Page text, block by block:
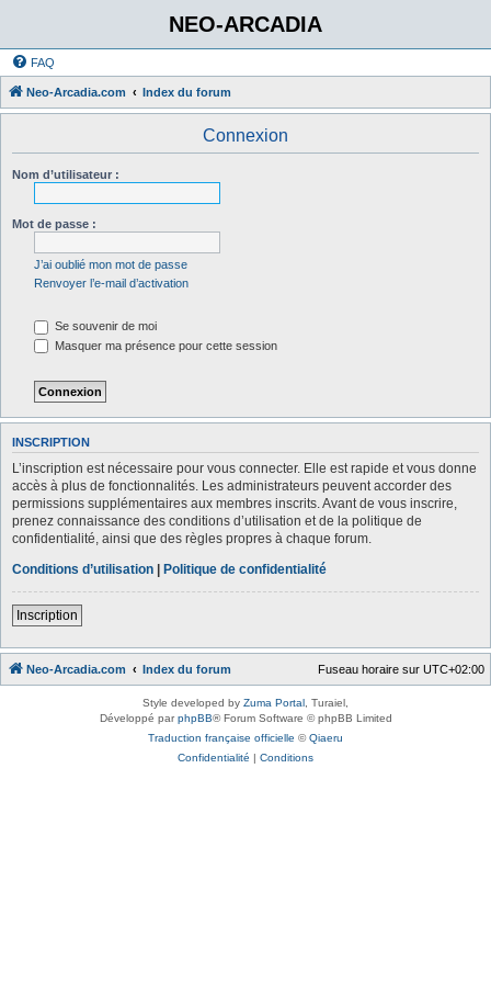
NEO-ARCADIA
FAQ
Neo-Arcadia.com Index du forum
Connexion
Nom d’utilisateur :
Mot de passe :
J’ai oublié mon mot de passe
Renvoyer l’e-mail d’activation
Se souvenir de moi
Masquer ma présence pour cette session
INSCRIPTION
L’inscription est nécessaire pour vous connecter. Elle est rapide et vous donne
accès à plus de fonctionnalités. Les administrateurs peuvent accorder des
permissions supplémentaires aux membres inscrits. Avant de vous inscrire,
prenez connaissance des conditions d’utilisation et de la politique de
confidentialité, ainsi que des règles propres à chaque forum.
Conditions d’utilisation | Politique de confidentialité
Inscription
Neo-Arcadia.com Index du forum Fuseau horaire sur UTC+02:00
Style developed by Zuma Portal , Turaiel,
Développé parphpBB® Forum Software © phpBB Limited
Traduction française officielle ©Qiaeru
Confidentialité | Conditions